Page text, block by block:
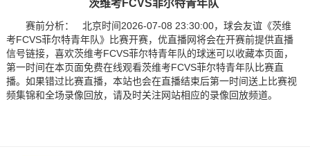
茨维考FCVS菲尔特青年队
赛前分析： 北京时间2026-07-08 23:30:00，球会友谊《茨维
考FCVS菲尔特青年队》比赛开赛，优直播网将会在开赛前提供直播
信号链接，喜欢茨维考FCVS菲尔特青年队的球迷可以收藏本页面，
第一时间在本页面免费在线观看茨维考FCVS菲尔特青年队比赛直
播。如果错过比赛直播，本站也会在直播结束后第一时间送上比赛视
频集锦和全场录像回放，请及时关注网站相应的录像回放频道。